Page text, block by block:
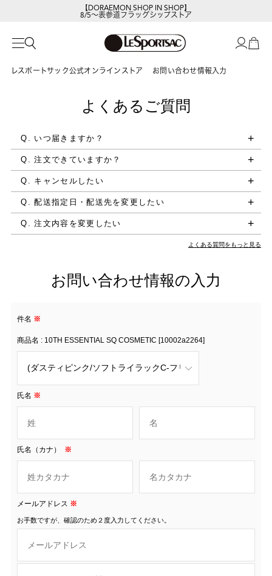
【DORAEMON SHOP IN SHOP】
8/5～表参道フラッグシップストア
レスポートサック公式オンラインストア お問い合わせ情報入力
よくあるご質問
Q. いつ届きますか？
Q. 注文できていますか？
Q. キャンセルしたい
Q. 配送指定日・配送先を変更したい
Q. 注文内容を変更したい
よくある質問をもっと見る
お問い合わせ情報の入力
件名 ※
商品名 : 10TH ESSENTIAL SQ COSMETIC [10002a2264]
氏名 ※
氏名（カナ） ※
メールアドレス ※
お手数ですが、確認のため２度入力してください。